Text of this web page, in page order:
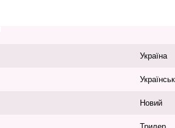
Україна
Новий